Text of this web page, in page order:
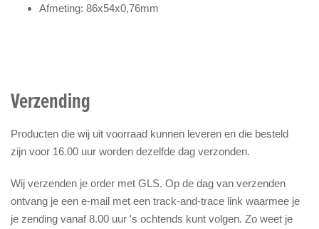
Afmeting: 86x54x0,76mm
Verzending
Producten die wij uit voorraad kunnen leveren en die besteld
zijn voor 16.00 uur worden dezelfde dag verzonden.
Wij verzenden je order met GLS. Op de dag van verzenden
ontvang je een e-mail met een track-and-trace link waarmee je
je zending vanaf 8.00 uur 's ochtends kunt volgen. Zo weet je